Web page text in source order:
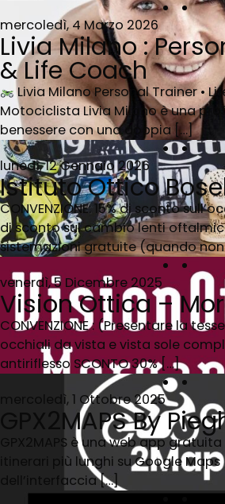
mercoledì, 4 Marzo 2026
Livia Milano :
& Life Coach
Livia Milano Personal Trainer •
Motociclista Livia Milano è una
benessere con una doppia […]
lunedì, 12 Gennaio 2026
Istituto Ottico
CONVENZIONE: 15% di sconto
di sconto sul cambio lenti
sistemazioni gratuite (quando
venerdì, 5 Dicembre 2025
Vision Ottica –
CONVENZIONE : (Presentare la
occhiali da vista e vista sole
antiriflesso SCONTO 30% […]
mercoledì, 1 Ottobre 2025
GPX2MAPS By
GPX2MAPS è una web app
itinerari più lunghi su Google
dell’interfaccia […]